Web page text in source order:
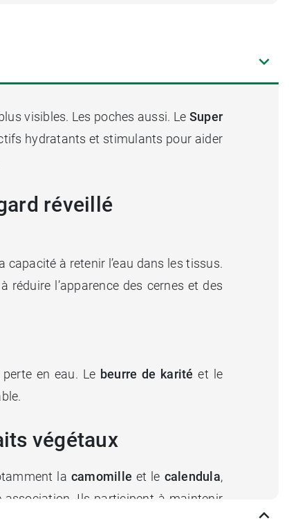
visibles. Les poches aussi. Le Super
hydratants et stimulants pour aider
réveillé
capacité à retenir l’eau dans les tissus.
l’apparence des cernes et des
en eau. Le beurre de karitéet le
végétaux
la camomille et le calendula,
association. Ils participent à maintenir
respectueuse du microbiome cutané.